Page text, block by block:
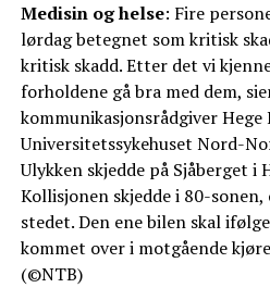
Medisin og helse: Fire
lørdag betegnet som kritisk
kritisk skadd. Etter det vi
forholdene gå bra med dem,
kommunikasjonsrådgiver Hege
Universitetssykehuset Nord-
Ulykken skjedde på Sjåberget i
Kollisjonen skjedde i 80-
stedet. Den ene bilen skal
kommet over i motgående
(©NTB)